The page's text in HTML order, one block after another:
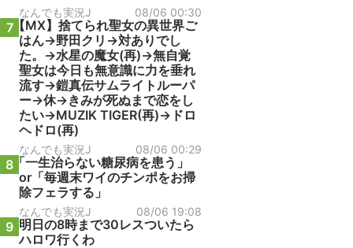
なんでも実況J 08/06 00:30
7【MX】捨てられ聖女の異世界ご
はん→野田クリ→対ありでし
た。→水星の魔女(再)→無自覚
聖女は今日も無意識に力を垂れ
流す→鎧真伝サムライトルーパ
ー→休→きみが死ぬまで恋をし
たい→MUZIK TIGER(再)→ドロ
ヘドロ(再)
なんでも実況J 08/06 00:29
8「一生治らない糖尿病を患う」
or「毎週末ワイのチンポをお掃
除フェラする」
なんでも実況J 08/06 19:08
9 明日の8時まで30レスついたら
ハロワ行くわ